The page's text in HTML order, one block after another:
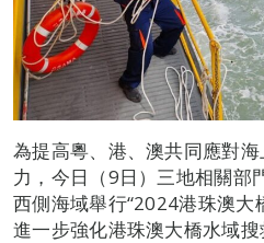
為提高粵、港、澳共同應對
力，今日（9日）三地相關部
西側海域舉行“2024港珠澳大
進一步強化港珠澳大橋水域搜